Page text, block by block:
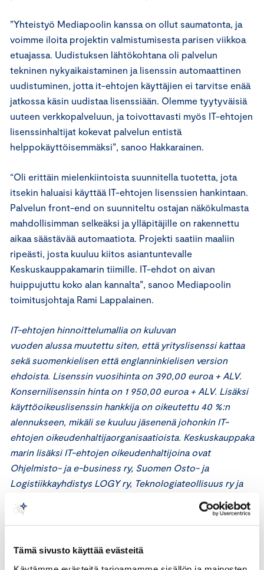
Tämä sivusto käyttää evästeitä
”Yhteistyö Mediapoolin kanssa on ollut saumatonta, ja
voimme iloita projektin valmistumisesta parisen viikkoa
etuajassa. Uudistuksen lähtökohtana oli palvelun
tekninen nykyaikaistaminen ja lisenssin automaattinen
uudistuminen, jotta it-ehtojen käyttäjien ei tarvitse enää
jatkossa käsin uudistaa lisenssiään. Olemme tyytyväisiä
uuteen verkkopalveluun, ja toivottavasti myös IT-ehtojen
lisenssinhaltijat kokevat palvelun entistä
helppokäyttöisemmäksi”, sanoo Hakkarainen.
“Oli erittäin mielenkiintoista suunnitella tuotetta, jota
itsekin haluaisi käyttää IT-ehtojen lisenssien hankintaan.
Palvelun front-end on suunniteltu ostajan näkökulmasta
mahdollisimman selkeäksi ja ylläpitäjille on rakennettu
aikaa säästävää automaatiota. Projekti saatiin maaliin
ripeästi, josta kuuluu kiitos asiantuntevalle
Keskuskauppakamarin tiimille. IT-ehdot on aivan
huippujuttu koko alan kannalta”, sanoo Mediapoolin
toimitusjohtaja Rami Lappalainen.
IT-ehtojen hinnoittelumalliaonkuluvan
vuoden alussamuutettu siten, että yrityslisenssi kattaa
sekä suomenkielisen että englanninkielisen version
ehdoista. Lisenssinvuosihinta on 390,00 euroa + ALV.
Konsernilisenssin hinta on 1 950,00 euroa + ALV. Lisäksi
käyttöoikeuslisenssin hankkijaon oikeutettu 40 %:n
alennukseen, mikäli se kuuluu jäsenenä johonkin IT-
ehtojen oikeudenhaltijaorganisaatioista. Keskuskauppaka
marin lisäksi IT-ehtojen oikeudenhaltijoina ovat
Ohjelmisto- ja e-business ry, Suomen Osto- ja
Logistiikkayhdistys LOGY ry, Teknologiateollisuus ry ja
Tieto- ja viestintätekniikan ammattilaiset TIVIA ry.
Lisätietoja:
https://it-ehdot.fi/